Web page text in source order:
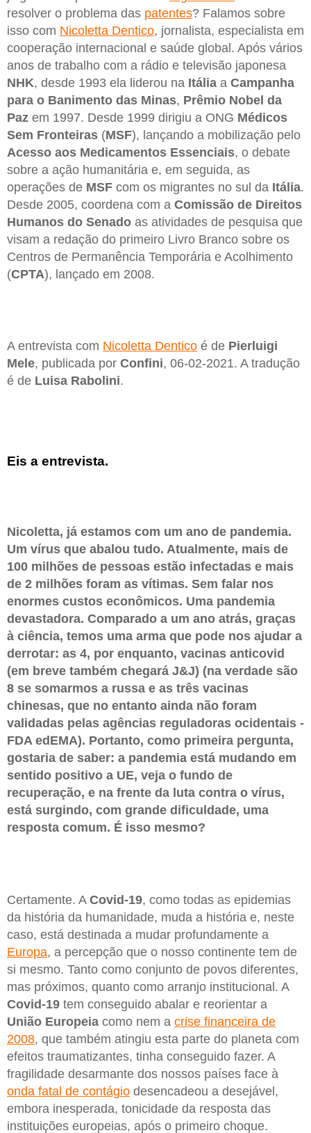
resolver o problema das patentes? Falamos sobre
isso com Nicoletta Dentico, jornalista, especialista em
cooperação internacional e saúde global. Após vários
anos de trabalho com a rádio e televisão japonesa
NHK, desde 1993 ela liderou na Itália a Campanha
para o Banimento das Minas, Prêmio Nobel da
Paz em 1997. Desde 1999 dirigiu a ONG Médicos
Sem Fronteiras (MSF), lançando a mobilização pelo
Acesso aos Medicamentos Essenciais, o debate
sobre a ação humanitária e, em seguida, as
operações de MSF com os migrantes no sul da Itália.
Desde 2005, coordena com a Comissão de Direitos
Humanos do Senado as atividades de pesquisa que
visam a redação do primeiro Livro Branco sobre os
Centros de Permanência Temporária e Acolhimento
(CPTA), lançado em 2008.
A entrevista com Nicoletta Dentico é de Pierluigi
Mele, publicada por Confini, 06-02-2021. A tradução
é de Luisa Rabolini.
Eis a entrevista.
Nicoletta, já estamos com um ano de pandemia.
Um vírus que abalou tudo. Atualmente, mais de
100 milhões de pessoas estão infectadas e mais
de 2 milhões foram as vítimas. Sem falar nos
enormes custos econômicos. Uma pandemia
devastadora. Comparado a um ano atrás, graças
à ciência, temos uma arma que pode nos ajudar a
derrotar: as 4, por enquanto, vacinas anticovid
(em breve também chegará J&J) (na verdade são
8 se somarmos a russa e as três vacinas
chinesas, que no entanto ainda não foram
validadas pelas agências reguladoras ocidentais -
FDA edEMA). Portanto, como primeira pergunta,
gostaria de saber: a pandemia está mudando em
sentido positivo a UE, veja o fundo de
recuperação, e na frente da luta contra o vírus,
está surgindo, com grande dificuldade, uma
resposta comum. É isso mesmo?
Certamente. A Covid-19, como todas as epidemias
da história da humanidade, muda a história e, neste
caso, está destinada a mudar profundamente a
Europa, a percepção que o nosso continente tem de
si mesmo. Tanto como conjunto de povos diferentes,
mas próximos, quanto como arranjo institucional. A
Covid-19 tem conseguido abalar e reorientar a
União Europeia como nem a crise financeira de
2008, que também atingiu esta parte do planeta com
efeitos traumatizantes, tinha conseguido fazer. A
fragilidade desarmante dos nossos países face à
onda fatal de contágio desencadeou a desejável,
embora inesperada, tonicidade da resposta das
instituições europeias, após o primeiro choque.